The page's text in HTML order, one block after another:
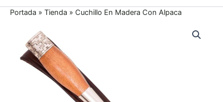
Portada » Tienda » Cuchillo En Madera Con Alpaca
Madera
Alpaca
cantidad